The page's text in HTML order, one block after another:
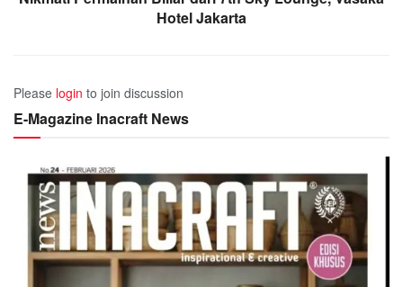
Hotel Jakarta
Please login to join discussion
E-Magazine Inacraft News